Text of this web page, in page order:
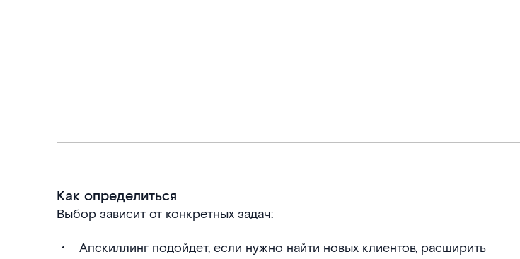
Как определиться
Выбор зависит от конкретных задач:
Апскиллинг подойдет, если нужно найти новых клиентов, расширить